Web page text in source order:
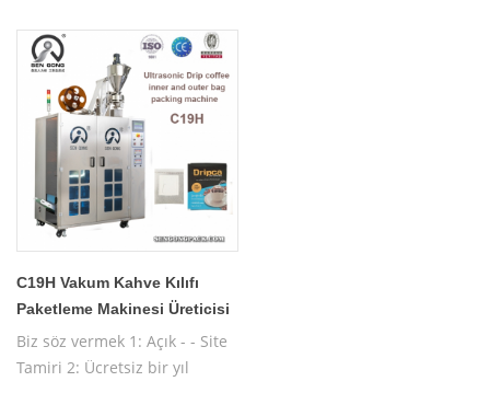
makinesi 4: ücretsiz işletim
makine eğitimi
C19H Vakum Kahve Kılıfı
Paketleme Makinesi Üreticisi
Biz söz vermek 1: Açık - - Site
Tamiri 2: Ücretsiz bir yıl